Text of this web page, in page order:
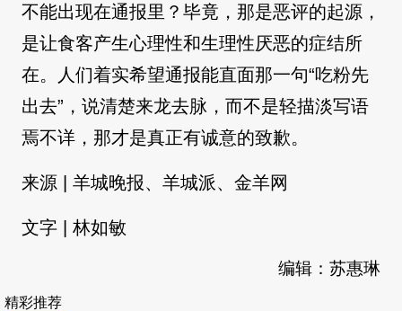
不能出现在通报里？毕竟，那是恶评的起源，
是让食客产生心理性和生理性厌恶的症结所
在。人们着实希望通报能直面那一句“吃粉先
出去”，说清楚来龙去脉，而不是轻描淡写语
焉不详，那才是真正有诚意的致歉。
来源 | 羊城晚报、羊城派、金羊网
文字 | 林如敏
编辑：苏惠琳
精彩推荐